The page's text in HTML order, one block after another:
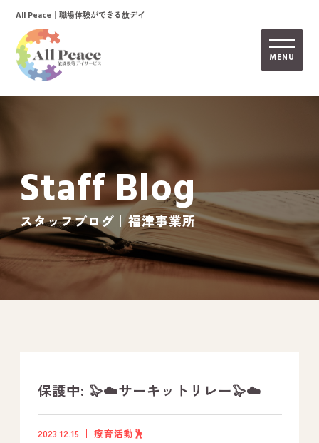
MENU
ホーム
活動内容
ご利用までの流れ
採用情報
自己評価表
社内行事
All Peace ｜職場体験ができる放デイ
Staff Blog
スタッフブログ｜福津事業所
保護中: 🦭☁️サーキットリレー🦭☁️
2023.12.15 療育活動🕺